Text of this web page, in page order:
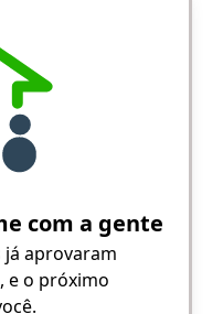
com a gente
aprovaram
e o próximo